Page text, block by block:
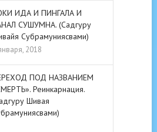
ИДА И ПИНГАЛА И
СУШУМНА. (Садгуру
Субрамуниясвами)
2018
ПОД НАЗВАНИЕМ
Реинкарнация.
Шивая